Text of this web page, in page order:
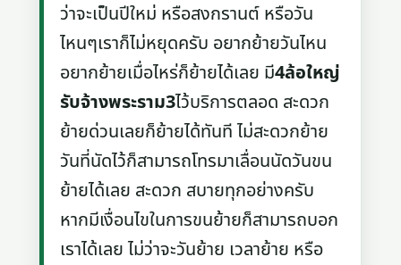
ว่าจะเป็นปีใหม่ หรือสงกรานต์ หรือวัน
ไหนๆเราก็ไม่หยุดครับ อยากย้ายวันไหน
อยากย้ายเมื่อไหร่ก็ย้ายได้เลย มี4ล้อใหญ่
รับจ้างพระราม3ไว้บริการตลอด สะดวก
ย้ายด่วนเลยก็ย้ายได้ทันที ไม่สะดวกย้าย
วันที่นัดไว้ก็สามารถโทรมาเลื่อนนัดวันขน
ย้ายได้เลย สะดวก สบายทุกอย่างครับ
หากมีเงื่อนไขในการขนย้ายก็สามารถบอก
เราได้เลย ไม่ว่าจะวันย้าย เวลาย้าย หรือ